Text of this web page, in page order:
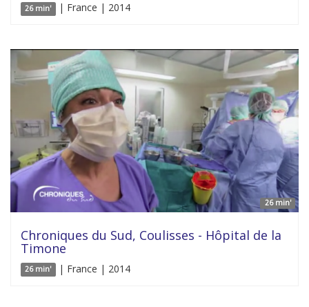
26 min' | France | 2014
26 min'
Chroniques du Sud, Coulisses - Hôpital de la
Timone
26 min' | France | 2014